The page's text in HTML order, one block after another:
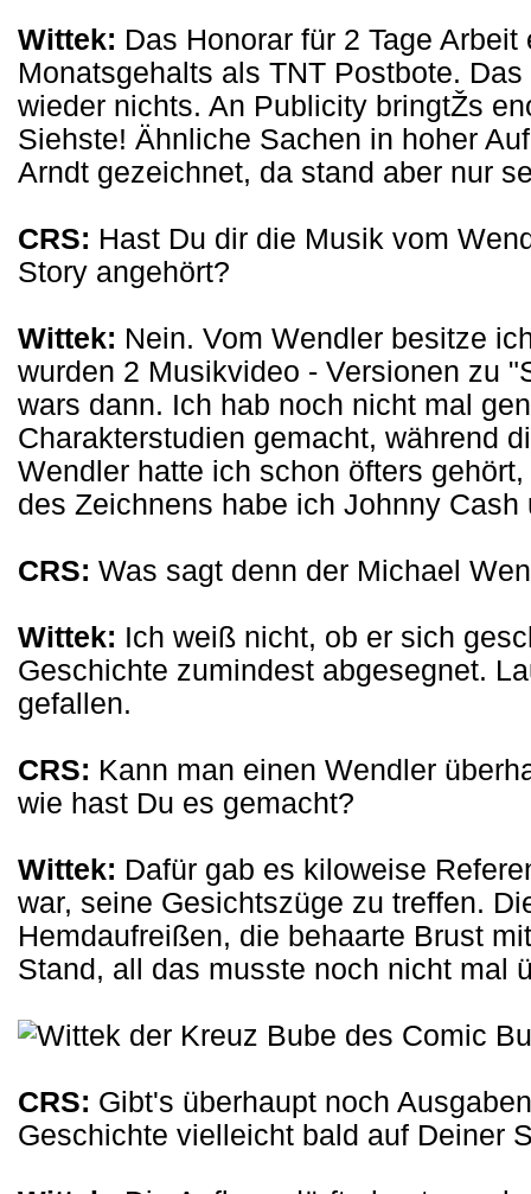
Wittek: Das Honorar für 2 Tage
Monatsgehalts als TNT Postbote.
wieder nichts. An Publicity bringtŽs
Siehste! Ähnliche Sachen in hoher
Arndt gezeichnet, da stand aber nur
CRS: Hast Du dir die Musik vom
Story angehört?
Wittek: Nein. Vom Wendler besitze
wurden 2 Musikvideo - Versionen zu
wars dann. Ich hab noch nicht mal
Charakterstudien gemacht, während
Wendler hatte ich schon öfters
des Zeichnens habe ich Johnny
CRS: Was sagt denn der Michael
Wittek: Ich weiß nicht, ob er sich
Geschichte zumindest abgesegnet.
gefallen.
CRS: Kann man einen Wendler
wie hast Du es gemacht?
Wittek: Dafür gab es kiloweise
war, seine Gesichtszüge zu treffen.
Hemdaufreißen, die behaarte Brust
Stand, all das musste noch nicht mal
CRS: Gibt's überhaupt noch
Geschichte vielleicht bald auf Deiner